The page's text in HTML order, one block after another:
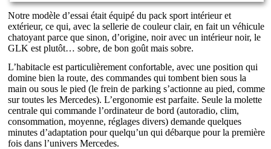
Notre modèle d’essai était équipé du pack sport intérieur et
extérieur, ce qui, avec la sellerie de couleur clair, en fait un véhicule
chatoyant parce que sinon, d’origine, noir avec un intérieur noir, le
GLK est plutôt… sobre, de bon goût mais sobre.
L’habitacle est particulièrement confortable, avec une position qui
domine bien la route, des commandes qui tombent bien sous la
main ou sous le pied (le frein de parking s’actionne au pied, comme
sur toutes les Mercedes). L’ergonomie est parfaite. Seule la molette
centrale qui commande l’ordinateur de bord (autoradio, clim,
consommation, moyenne, réglages divers) demande quelques
minutes d’adaptation pour quelqu’un qui débarque pour la première
fois dans l’univers Mercedes.